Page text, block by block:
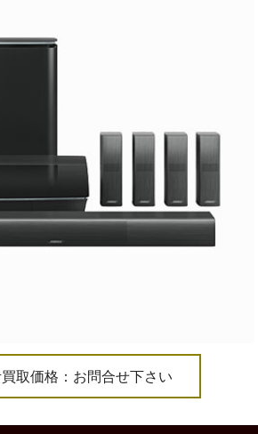
取価格：お問合せ下さい